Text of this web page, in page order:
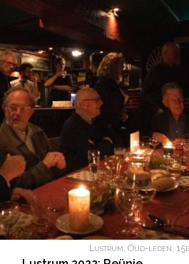
Lustrum, Oud-leden,